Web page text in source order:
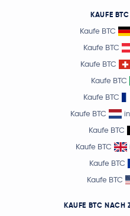
KAUFE
Kaufe BTC
Kaufe BTC
Kaufe BTC
Kaufe BTC
Kaufe BTC
Kaufe BTC
Kaufe BTC
Kaufe BTC
Kaufe BTC
Kaufe BTC
KAUFE BTC NACH